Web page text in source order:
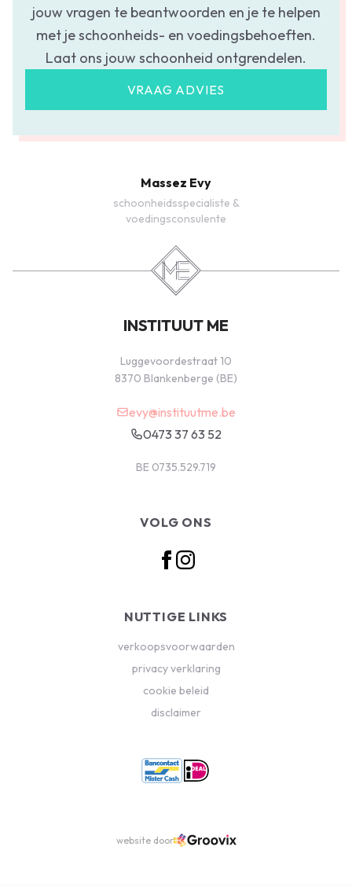
jouw vragen te beantwoorden en je te helpen
met je schoonheids- en voedingsbehoeften.
Laat ons jouw schoonheid ontgrendelen.
VRAAG ADVIES
Massez Evy
schoonheidsspecialiste &
voedingsconsulente
INSTITUUT ME
Luggevoordestraat 10
8370 Blankenberge (BE)
evy@instituutme.be
0473 37 63 52
BE 0735.529.719
VOLG ONS
NUTTIGE LINKS
verkoopsvoorwaarden
privacy verklaring
cookie beleid
disclaimer
website door